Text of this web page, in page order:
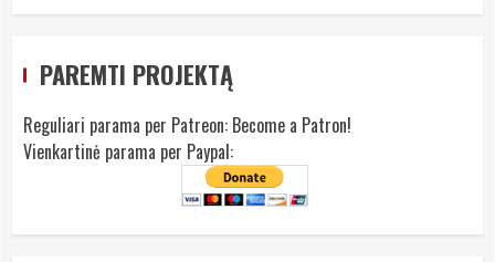
PAREMTI PROJEKTĄ
Reguliari parama per Patreon: Become a Patron!
Vienkartinė parama per Paypal: